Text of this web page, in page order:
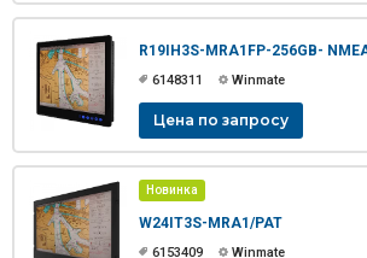
R19IH3S-MRA1FP-256GB-
6148311 Winmate
Цена по запросу
Новинка
W24IT3S-MRA1/PAT
6153409 Winmate